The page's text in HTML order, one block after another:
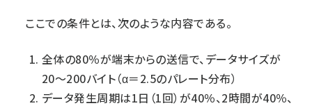
ここでの条件とは、次のような内容である。
全体の80％が端末からの送信で、データサイズが
20〜200バイト（α＝2.5のパレート分布）
データ発生周期は1日（1回）が40％、2時間が40％、